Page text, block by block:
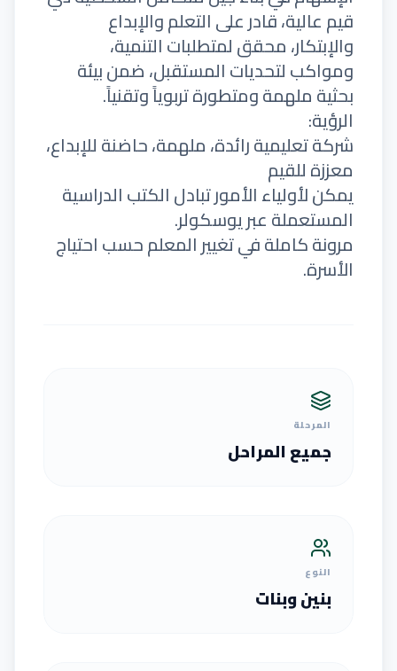
قيم عالية، قادر على التعلم والإبداع
والإبتكار، محقق لمتطلبات التنمية،
ومواكب لتحديات المستقبل، ضمن بيئة
بحثية ملهمة ومتطورة تربوياً وتقنياً.
الرؤية:
شركة تعليمية رائدة، ملهمة، حاضنة للإبداع،
معززة للقيم
يمكن لأولياء الأمور تبادل الكتب الدراسية
المستعملة عبر يوسكولر.
مرونة كاملة في تغيير المعلم حسب احتياج
الأسرة.
المرحلة
جميع المراحل
النوع
بنين وبنات